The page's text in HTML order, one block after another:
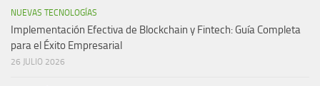
NUEVAS TECNOLOGÍAS
Implementación Efectiva de Blockchain y Fintech: Guía Completa
para el Éxito Empresarial
26 JULIO 2026